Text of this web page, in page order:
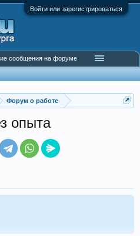
Войти или зарегистрироваться
Форум о работе
опыта
сообщения на форуме